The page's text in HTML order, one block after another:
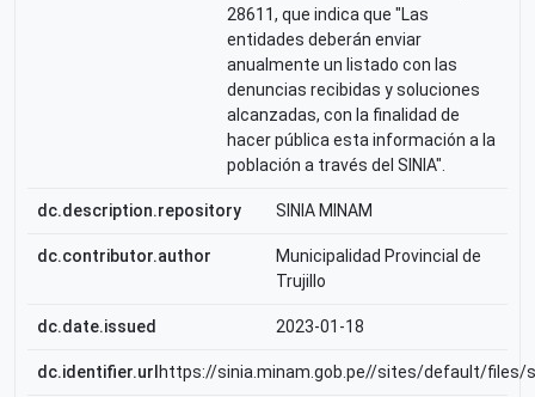
28611, que indica que "Las
entidades deberán enviar
anualmente un listado con las
denuncias recibidas y soluciones
alcanzadas, con la finalidad de
hacer pública esta información a la
población a través del SINIA".
dc.description.repository SINIA MINAM
dc.contributor.author
Municipalidad Provincial de
Trujillo
dc.date.issued 2023-01-18
dc.identifier.url https://sinia.minam.gob.pe//sites/default/files/